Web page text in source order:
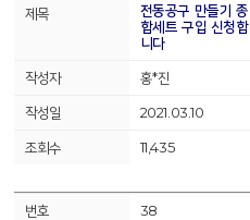
전동공구 만들기 종
합세트 구입 신청합
니다
홍*진
2021.03.10
11,435
38